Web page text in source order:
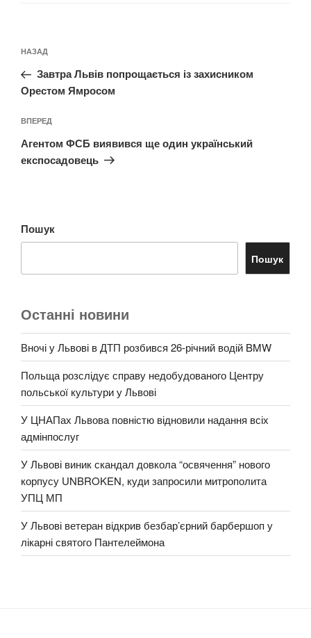
записів
Попередній
запис:
НАЗАД
Завтра Львів попрощається із захисником
Орестом Ямросом
Наступний
запис
ВПЕРЕД
Агентом ФСБ виявився ще один український
експосадовець
Пошук
Пошук
Останні новини
Вночі у Львові в ДТП розбився 26-річний водій BMW
Польща розслідує справу недобудованого Центру
польської культури у Львові
У ЦНАПах Львова повністю відновили надання всіх
адмінпослуг
У Львові виник скандал довкола “освячення” нового
корпусу UNBROKEN, куди запросили митрополита
УПЦ МП
У Львові ветеран відкрив безбар’єрний барбершоп у
лікарні святого Пантелеймона